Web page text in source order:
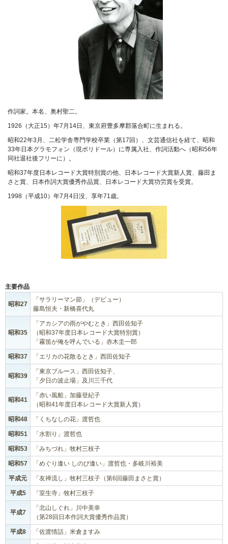
作詞家。本名、奥村聖二。
1926（大正15）年7月14日、東京府豊多摩郡落合町に生まれる。
昭和22年3月、二松学舎専門学校卒業（第17回）、文芸通信社を経て、昭和
33年日本グラモフォン（現ポリドール）に専属入社、作詞活動へ（昭和56年
同社退社後フリーに）。
昭和37年度日本レコード大賞特別賞の他、日本レコード大賞新人賞、藤田ま
さと賞、日本作詞大賞優秀作品賞、日本レコード大賞功労賞を受賞。
1998（平成10）年7月4日没、享年71歳。
主要作品
昭和27
「サラリーマン節」（デビュー）
藤島恒夫・新橋喜代丸
昭和35
「アカシアの雨がやむとき」西田佐知子
（昭和37年度日本レコード大賞特別賞）
「霧笛が俺を呼んでいる」赤木圭一郎
昭和37 「エリカの花散るとき」西田佐知子
昭和39
「東京ブルース」西田佐知子、
「夕日の波止場」及川三千代
昭和41
「赤い風船」加藤登紀子
（昭和41年度日本レコード大賞新人賞）
昭和48 「くちなしの花」渡哲也
昭和51 「水割り」渡哲也
昭和53 「みちづれ」牧村三枝子
昭和57 「めぐり逢い しのび逢い」渡哲也・多岐川裕美
平成元 「友禅流し」牧村三枝子（第6回藤田まさと賞）
平成5 「室生寺」牧村三枝子
平成7
「北山しぐれ」川中美幸
（第28回日本作詞大賞優秀作品賞）
平成8 「佐渡情話」米倉ますみ